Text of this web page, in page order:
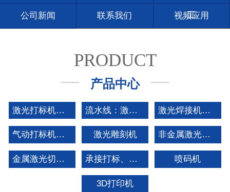
工
公司新闻 联系我们 视频应用
PRODUCT
产品中心
激光打标机系列 流水线：激光喷码机系列 激光焊接机系列
气动打标机系列 激光雕刻机 非金属激光切割机
金属激光切割机 承接打标、切割加工 喷码机
3D打印机